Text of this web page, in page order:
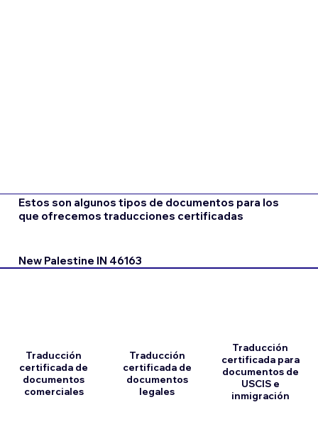
Estos son algunos tipos de documentos para los
que ofrecemos traducciones certificadas
New Palestine IN 46163
Traducción
certificada de
documentos
comerciales
Traducción
certificada de
documentos
legales
Traducción
certificada para
documentos de
USCIS e
inmigración